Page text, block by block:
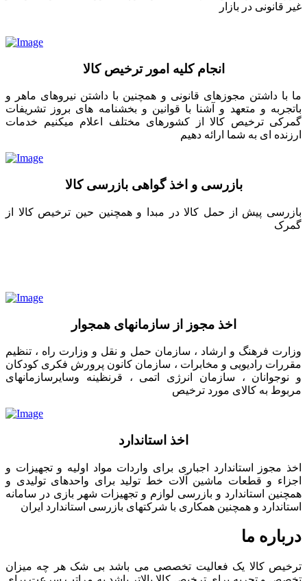
غیر قانونی در بازار
انجام کلیه امور ترخیص کالا
ما با داشتن مجوزهای قانونی و همچنین با داشتن نیروهای ماهر و
باتجربه و متعهد و آشنا با قوانین و بخشنامه های بروز تشریفات
گمرکی ترخیص کالا از کشورهای مختلف اعلام میکنیم خدمات
ارزنده ای به شما ارائه دهیم
بازرسی و اخذ گواهی بازرسی کالا
بازرسی پیش از حمل کالا در مبدا و همچنین حین ترخیص کالا از
گمرک
اخذ مجوز از سازمانهای همجوار
وزارت فرهنگ و ارشاد ، سازمان حمل و نقل و وزارت راه ، تنظیم
مقررات رادیویی و مخابرات ، سازمان کانون پرورش فکری کودکان
و نوجوانان ، سازمان انرژی اتمی ، قرنظینه وسایرسازمانهای
مربوط به کالای مورد ترخیص
اخذ استاندارد
اخذ مجوز استاندارد اجباری برای واردات مواد اولیه و تجهیزات و
اجزاء و قطعات ماشین آلات خط تولید برای واحدهای تولیدی و
همچنین استاندارد و بازرسی لوازم و تجهیزات شهر بازی در سامانه
استاندارد و همچنین همکاری با شرکتهای بازرسی استاندارد ایران
درباره ما
ترخیص کالا یک فعالیت تخصصی می باشد بی شک هر چه میزان